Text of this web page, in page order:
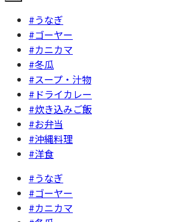
#うなぎ
#ゴーヤー
#カニカマ
#冬瓜
#スープ・汁物
#ドライカレー
#炊き込みご飯
#お弁当
#沖縄料理
#洋食
#うなぎ
#ゴーヤー
#カニカマ